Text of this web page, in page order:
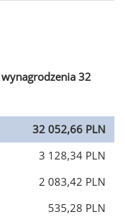
32
32 052,66 PLN
3 128,34 PLN
2 083,42 PLN
535,28 PLN